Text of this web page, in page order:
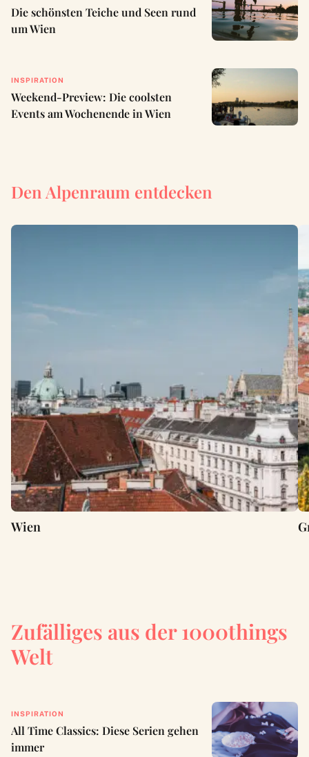
Die schönsten Teiche und Seen rund
um Wien
INSPIRATION
Weekend-Preview: Die coolsten
Events am Wochenende in Wien
Den Alpenraum entdecken
Wien
Zufälliges aus der 1000things
Welt
INSPIRATION
All Time Classics: Diese Serien gehen
immer